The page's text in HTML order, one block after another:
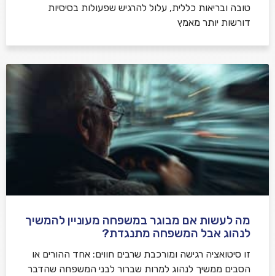
טובה ובריאות כללית, עלול להרגיש שפעולות בסיסיות
דורשות יותר מאמץ
מה לעשות אם מבוגר במשפחה מעוניין להמשיך
לנהוג אבל המשפחה מתנגדת?
זו סיטואציה רגישה ומורכבת שרבים חווים: אחד ההורים או
הסבים ממשיך לנהוג למרות שברור לבני המשפחה שהדבר